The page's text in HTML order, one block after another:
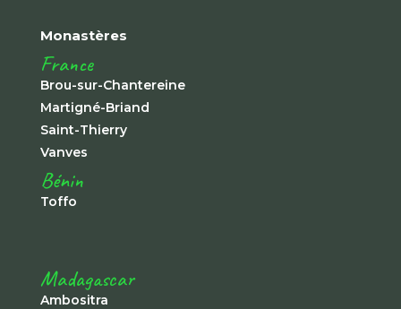
Monastères
France
Brou-sur-Chantereine
Martigné-Briand
Saint-Thierry
Vanves
Bénin
Toffo
Madagascar
Ambositra